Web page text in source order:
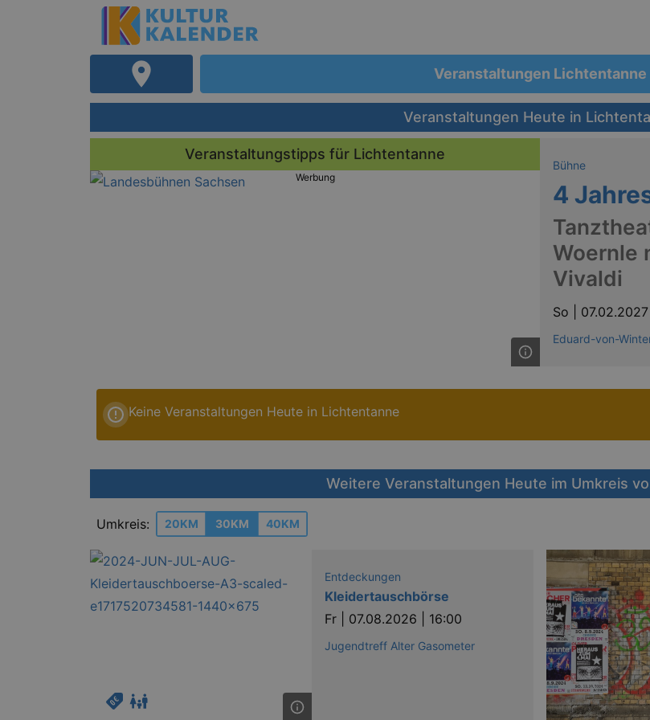
Veranstaltungen Lichtentanne
Veranstaltungen Heute in
Veranstaltungstipps für Lichtentanne
Werbung
Bühne
4
Woernle
Vivaldi
So |
Eduard-von-
Keine Veranstaltungen Heute in Lichtentanne
Weitere Veranstaltungen Heute im Umkreis
Umkreis: 20KM 30KM 40KM
Entdeckungen
Kleidertauschbörse
Fr | 07.08.2026 | 16:00
Jugendtreff Alter Gasometer